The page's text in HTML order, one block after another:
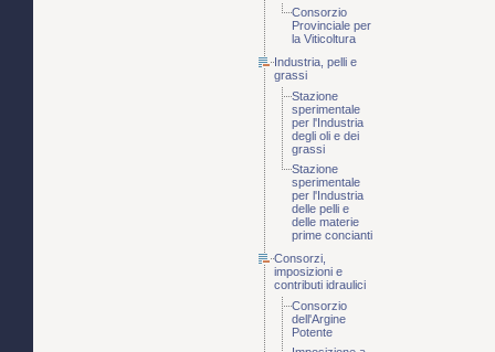
Consorzio
Provinciale per
la Viticoltura
Industria, pelli e
grassi
Stazione
sperimentale
per l'Industria
degli oli e dei
grassi
Stazione
sperimentale
per l'Industria
delle pelli e
delle materie
prime concianti
Consorzi,
imposizioni e
contributi idraulici
Consorzio
dell'Argine
Potente